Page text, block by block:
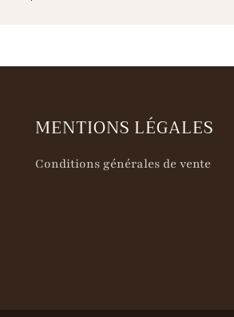
MENTIONS LÉGALES
Conditions générales de vente